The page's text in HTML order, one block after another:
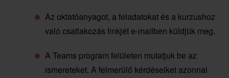
Az oktatóanyagot, a feladatokat és a kurzushoz
való csatlakozás linkjét e-mailben küldjük meg.
A Teams program felületen mutatjuk be az
ismereteket. A felmerülő kérdéseiket azonnal